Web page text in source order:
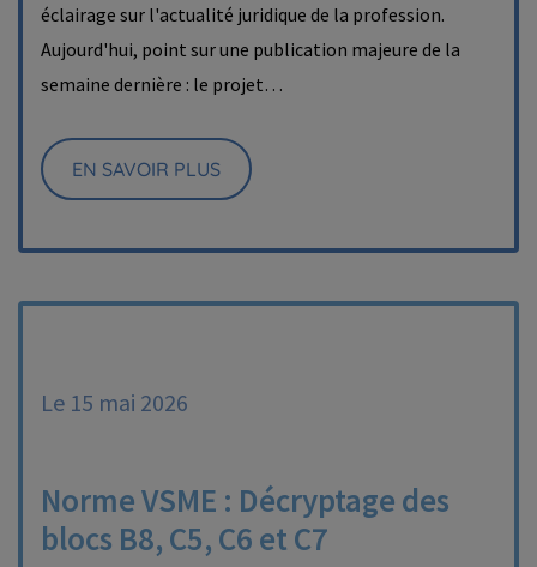
éclairage sur l'actualité juridique de la profession.
Aujourd'hui, point sur une publication majeure de la
semaine dernière : le projet…
EN SAVOIR PLUS
Le 15 mai 2026
Norme VSME : Décryptage des
blocs B8, C5, C6 et C7